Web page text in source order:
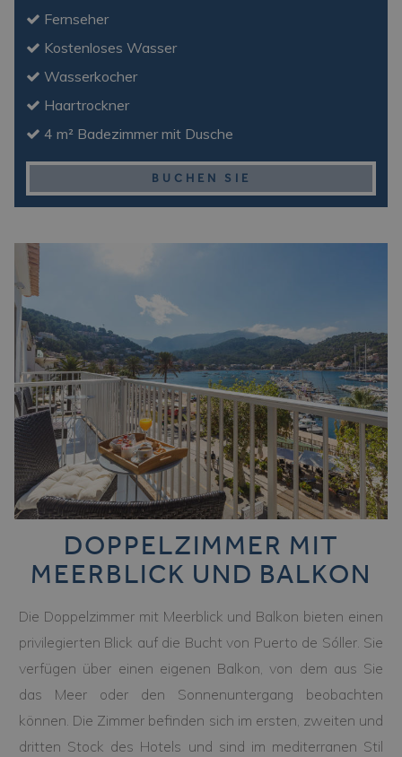
Fernseher
Kostenloses Wasser
Wasserkocher
Haartrockner
4 m² Badezimmer mit Dusche
BUCHEN SIE
DOPPELZIMMER MIT
MEERBLICK UND BALKON
Die Doppelzimmer mit Meerblick und Balkon bieten einen
privilegierten Blick auf die Bucht von Puerto de Sóller. Sie
verfügen über einen eigenen Balkon, von dem aus Sie
das Meer oder den Sonnenuntergang beobachten
können. Die Zimmer befinden sich im ersten, zweiten und
dritten Stock des Hotels und sind im mediterranen Stil